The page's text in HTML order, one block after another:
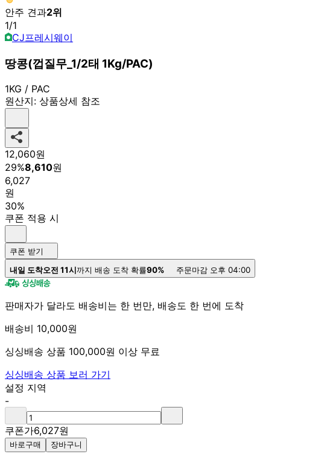
안주 견과2위
1/1
CJ프레시웨이
땅콩(껍질무_1/2태 1Kg/PAC)
1KG / PAC
원산지: 상품상세 참조
12,060원
29%8,610원
6,027
원
30%
쿠폰 적용 시
쿠폰 받기
내일 도착오전 11시까지 배송 도착 확률90% 주문마감 오후 04:00
판매자가 달라도 배송비는 한 번만, 배송도 한 번에 도착
배송비 10,000원
싱싱배송 상품 100,000원 이상 무료
싱싱배송 상품 보러 가기
설정 지역
-
쿠폰가6,027원
바로구매 장바구니